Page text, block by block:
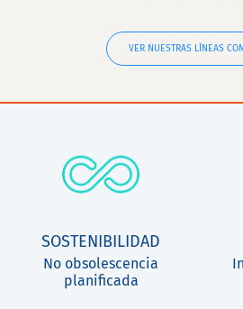
VER NUESTRAS LÍNEAS
SOSTENIBILIDAD
No obsolescencia
planificada